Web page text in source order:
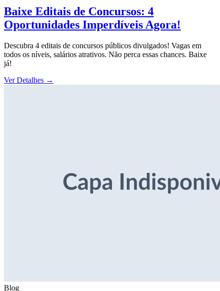
Baixe Editais de Concursos: 4
Oportunidades Imperdíveis Agora!
Descubra 4 editais de concursos públicos divulgados! Vagas em
todos os níveis, salários atrativos. Não perca essas chances. Baixe
já!
Ver Detalhes →
Blog